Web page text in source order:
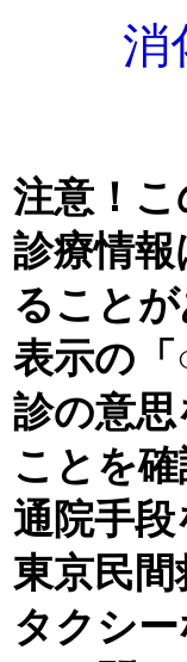
消
注意！こ
診療情
ることが
表示の
診の意
ことを
通院手
東京民
タクシ